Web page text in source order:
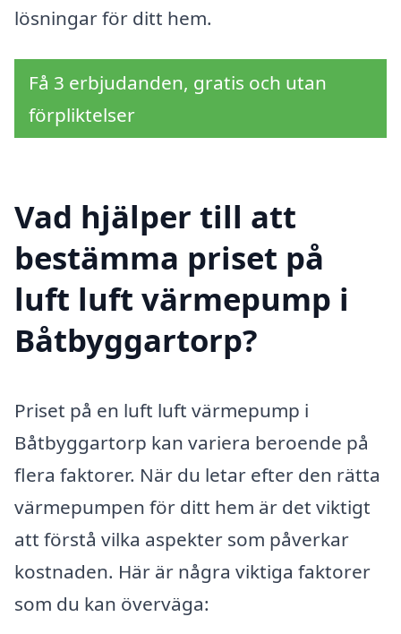
lösningar för ditt hem.
Få 3 erbjudanden, gratis och utan
förpliktelser
Vad hjälper till att
bestämma priset på
luft luft värmepump i
Båtbyggartorp?
Priset på en luft luft värmepump i
Båtbyggartorp kan variera beroende på
flera faktorer. När du letar efter den rätta
värmepumpen för ditt hem är det viktigt
att förstå vilka aspekter som påverkar
kostnaden. Här är några viktiga faktorer
som du kan överväga: